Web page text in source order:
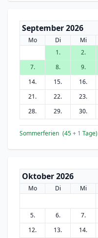
September 2026
Mo Di Mi
1.
2.
7.
8. 9.
14.
15. 16.
21.
22. 23.
28.
29. 30.
Sommerferien (45+ 1 Tage)
Oktober 2026
Mo Di Mi
5.
6. 7.
12.
13. 14.